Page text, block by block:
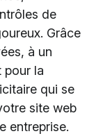
de
Grâce
à un
pour la
qui se
site web
entreprise.